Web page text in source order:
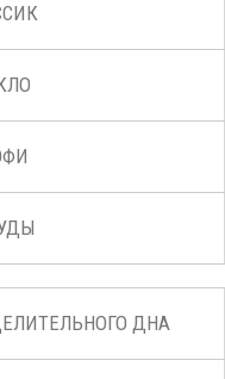
ДНА